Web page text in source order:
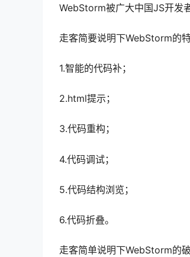
WebStorm被广大中国JS开发
走客简要说明下WebStorm的特
1.智能的代码补；
2.html提示；
3.代码重构；
4.代码调试；
5.代码结构浏览；
6.代码折叠。
走客简单说明下WebStorm的破